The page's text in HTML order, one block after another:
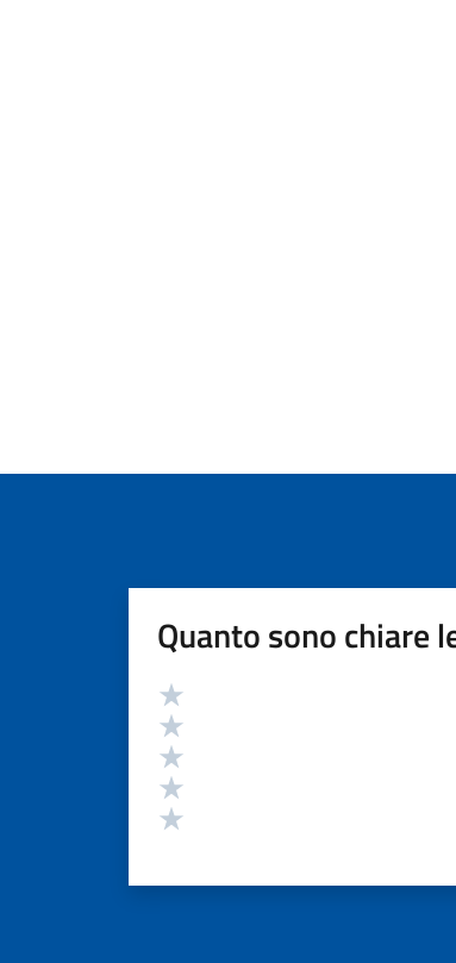
Quanto sono chiare
Valutazione